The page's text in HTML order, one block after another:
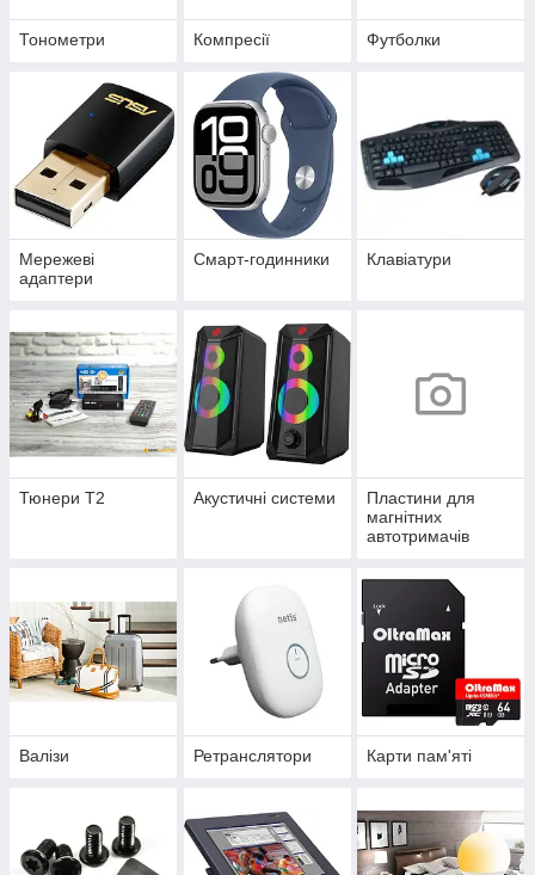
Тонометри Компресії Футболки
Мережеві
адаптери
Смарт-годинники Клавіатури
Тюнери Т2 Акустичні системи
Пластини для
магнітних
автотримачів
Валізи Ретранслятори Карти пам'яті